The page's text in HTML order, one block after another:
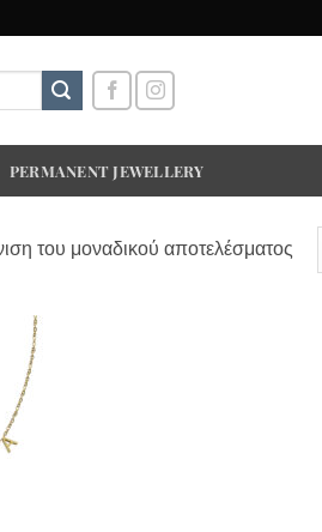
PERMANENT JEWELLERY
του μοναδικού αποτελέσματος